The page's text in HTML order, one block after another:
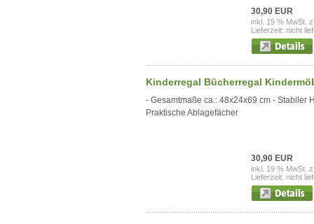
30,90 EUR
inkl. 19 % MwSt.
Lieferzeit: nicht
Kinderregal Bücherregal
- Gesamtmaße ca.: 48x24x69 cm - Stabiler
Praktische Ablagefächer
30,90 EUR
inkl. 19 % MwSt.
Lieferzeit: nicht